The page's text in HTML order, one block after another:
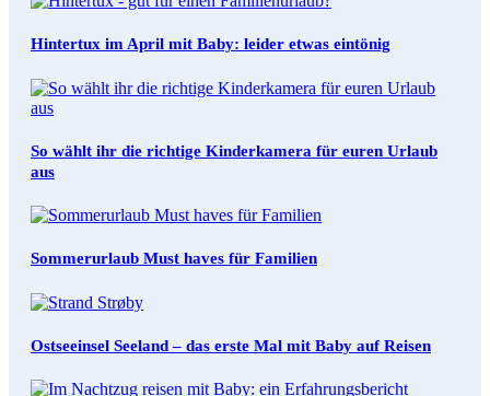
Hintertux im April mit Baby: leider etwas eintönig
So wählt ihr die richtige Kinderkamera für euren Urlaub
aus
Sommerurlaub Must haves für Familien
Ostseeinsel Seeland – das erste Mal mit Baby auf Reisen